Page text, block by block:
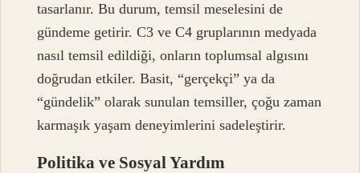
tasarlanır. Bu durum, temsil meselesini de
gündeme getirir. C3 ve C4 gruplarının medyada
nasıl temsil edildiği, onların toplumsal algısını
doğrudan etkiler. Basit, “gerçekçi” ya da
“gündelik” olarak sunulan temsiller, çoğu zaman
karmaşık yaşam deneyimlerini sadeleştirir.
Politika ve Sosyal Yardım